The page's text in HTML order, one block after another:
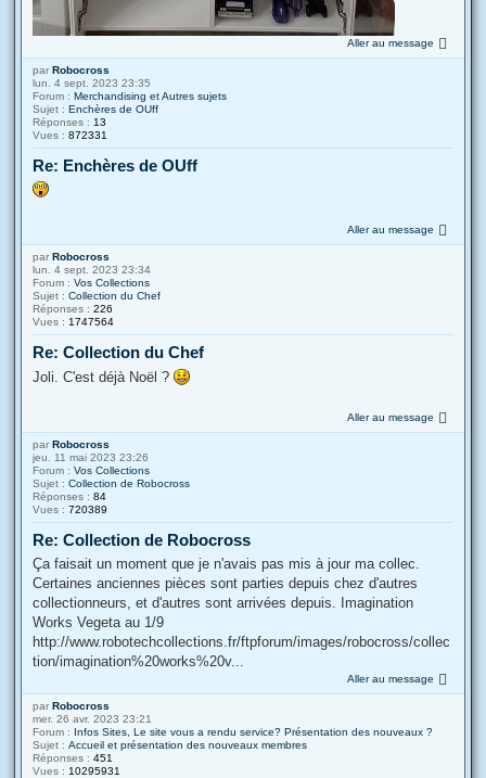
Aller au message
par Robocross
lun. 4 sept. 2023 23:35
Forum : Merchandising et Autres sujets
Sujet : Enchères de OUff
Réponses : 13
Vues : 872331
Re: Enchères de OUff
Aller au message
par Robocross
lun. 4 sept. 2023 23:34
Forum : Vos Collections
Sujet : Collection du Chef
Réponses : 226
Vues : 1747564
Re: Collection du Chef
Joli. C'est déjà Noël ?
Aller au message
par Robocross
jeu. 11 mai 2023 23:26
Forum : Vos Collections
Sujet : Collection de Robocross
Réponses : 84
Vues : 720389
Re: Collection de Robocross
Ça faisait un moment que je n'avais pas mis à jour ma collec.
Certaines anciennes pièces sont parties depuis chez d'autres
collectionneurs, et d'autres sont arrivées depuis. Imagination
Works Vegeta au 1/9
http://www.robotechcollections.fr/ftpforum/images/robocross/collec
tion/imagination%20works%20v...
Aller au message
par Robocross
mer. 26 avr. 2023 23:21
Forum : Infos Sites, Le site vous a rendu service? Présentation des nouveaux ?
Sujet : Accueil et présentation des nouveaux membres
Réponses : 451
Vues : 10295931